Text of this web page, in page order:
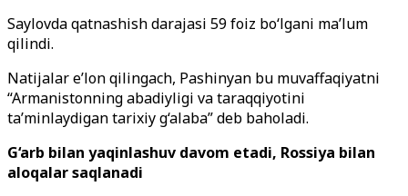
Saylovda qatnashish darajasi 59 foiz bo‘lgani ma’lum
qilindi.
Natijalar e’lon qilingach, Pashinyan bu muvaffaqiyatni
“Armanistonning abadiyligi va taraqqiyotini
ta’minlaydigan tarixiy g‘alaba” deb baholadi.
G‘arb bilan yaqinlashuv davom etadi, Rossiya bilan
aloqalar saqlanadi